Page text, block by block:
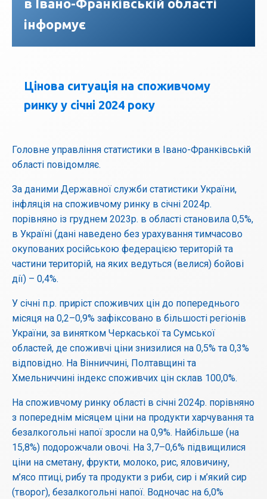
в Івано-Франківській області
інформує
Цінова ситуація на споживчому
ринку у січні 2024 року
Головне управління статистики в Івано-Франківській
області повідомляє.
За даними Державної служби статистики України,
інфляція на споживчому ринку в січні 2024р.
порівняно із груднем 2023р. в області становила 0,5%,
в Україні (дані наведено без урахування тимчасово
окупованих російською федерацією територій та
частини територій, на яких ведуться (велися) бойові
дії) – 0,4%.
У січні п.р. приріст споживчих цін до попереднього
місяця на 0,2–0,9% зафіксовано в більшості регіонів
України, за винятком Черкаської та Сумської
областей, де споживчі ціни знизилися на 0,5% та 0,3%
відповідно. На Вінниччині, Полтавщині та
Хмельниччині індекс споживчих цін склав 100,0%.
На споживчому ринку області в січні 2024р. порівняно
з попереднім місяцем ціни на продукти харчування та
безалкогольні напої зросли на 0,9%. Найбільше (на
15,8%) подорожчали овочі. На 3,7–0,6% підвищилися
ціни на сметану, фрукти, молоко, рис, яловичину,
м’ясо птиці, рибу та продукти з риби, сир і м’який сир
(творог), безалкогольні напої. Водночас на 6,0%